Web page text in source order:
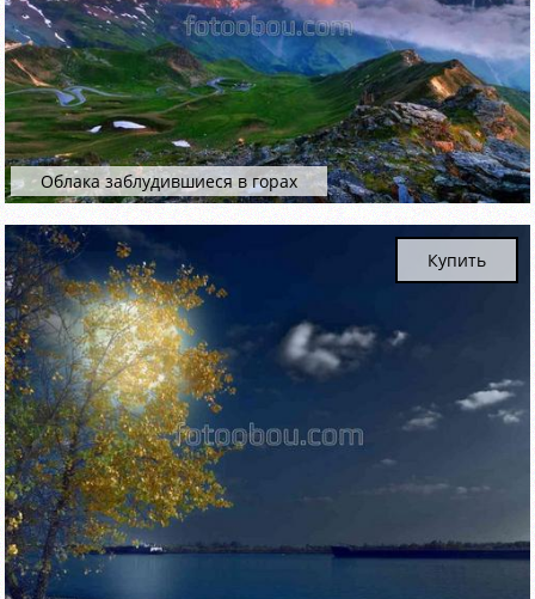
Облака заблудившиеся в горах
Купить